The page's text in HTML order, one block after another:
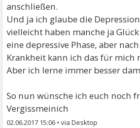
anschließen.
Und ja ich glaube die
vielleicht haben manche ja
eine depressive Phase, aber
Krankheit kann ich das für mich
Aber ich lerne immer besser
So nun wünsche ich euch noch
Vergissmeinich
02.06.2017 15:06 •